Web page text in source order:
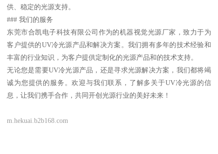
供、稳定的光源支持。
### 我们的服务
东莞市合凯电子科技有限公司作为的机器视觉光源厂家，致力于为
客户提供的UV冷光源产品和解决方案。我们拥有多年的技术经验和
丰富的行业知识，为客户提供定制化的光源产品和的技术支持。
无论您是需要UV冷光源产品，还是寻求光源解决方案，我们都将竭
诚为您提供的服务。欢迎与我们联系，了解多关于UV冷光源的信
息，让我们携手合作，共同开创光源行业的美好未来！
m.hekuai.b2b168.com